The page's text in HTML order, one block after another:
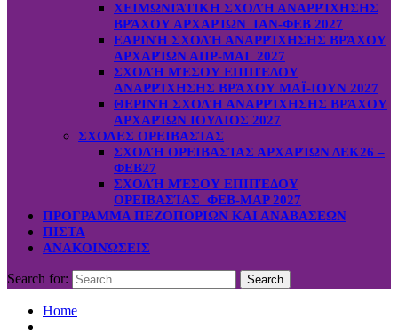
ΧΕΙΜΩΝΙΆΤΙΚΗ ΣΧΟΛΉ ΑΝΑΡΡΊΧΗΣΗΣ
ΒΡΆΧΟΥ ΑΡΧΑΡΊΩΝ ΙΑΝ-ΦΕΒ 2027
ΕΑΡΙΝΉ ΣΧΟΛΉ ΑΝΑΡΡΊΧΗΣΗΣ ΒΡΆΧΟΥ
ΑΡΧΑΡΊΩΝ ΑΠΡ-ΜΑΙ 2027
ΣΧΟΛΉ ΜΈΣΟΥ ΕΠΙΠΈΔΟΥ
ΑΝΑΡΡΊΧΗΣΗΣ ΒΡΆΧΟΥ ΜΑΪ-ΙΟΥΝ 2027
ΘΕΡΙΝΉ ΣΧΟΛΉ ΑΝΑΡΡΊΧΗΣΗΣ ΒΡΆΧΟΥ
ΑΡΧΑΡΊΩΝ ΙΟΥΛΙΟΣ 2027
ΣΧΟΛΕΣ ΟΡΕΙΒΑΣΊΑΣ
ΣΧΟΛΉ ΟΡΕΙΒΑΣΊΑΣ ΑΡΧΑΡΊΩΝ ΔΕΚ26 –
ΦΕΒ27
ΣΧΟΛΉ ΜΈΣΟΥ ΕΠΙΠΈΔΟΥ
ΟΡΕΙΒΑΣΊΑΣ ΦΕΒ-ΜΑΡ 2027
ΠΡΟΓΡΑΜΜΑ ΠΕΖΟΠΟΡΙΩΝ ΚΑΙ ΑΝΑΒΑΣΕΩΝ
ΠΙΣΤΑ
ΑΝΑΚΟΙΝΏΣΕΙΣ
Search for:
Home